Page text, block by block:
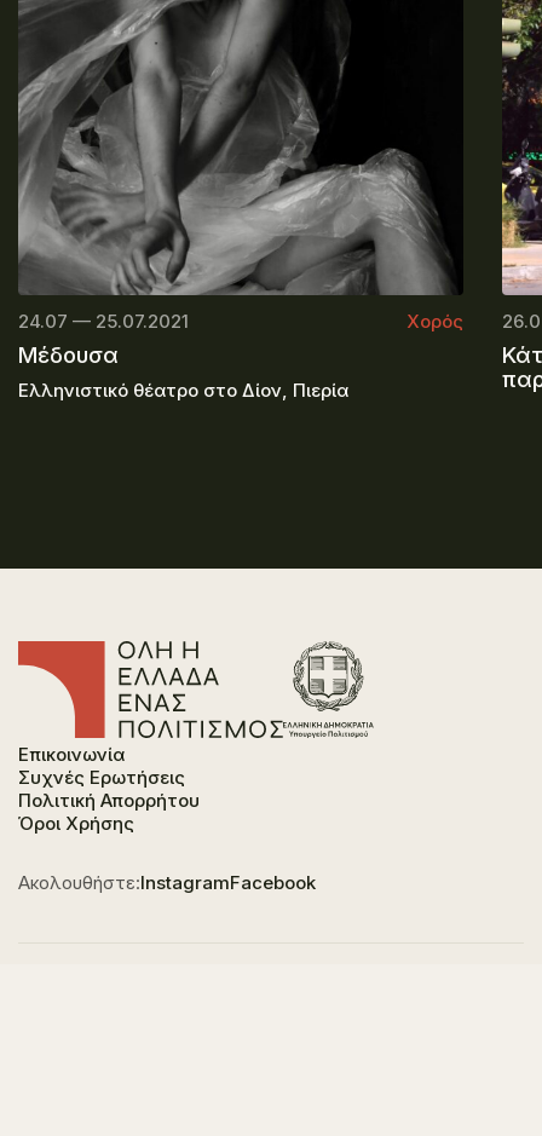
24.07 — 25.07.2021 Χορός
Μέδουσα
Ελληνιστικό θέατρο στο Δίον, Πιερία
Επικοινωνία
Συχνές Ερωτήσεις
Πολιτική Απορρήτου
Όροι Χρήσης
Ακολουθήστε:InstagramFacebook